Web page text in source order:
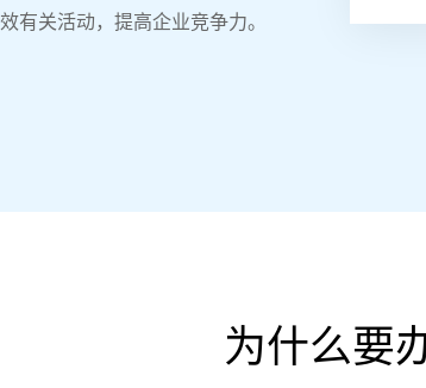
有关活动，提高企业竞争力。
为什么要